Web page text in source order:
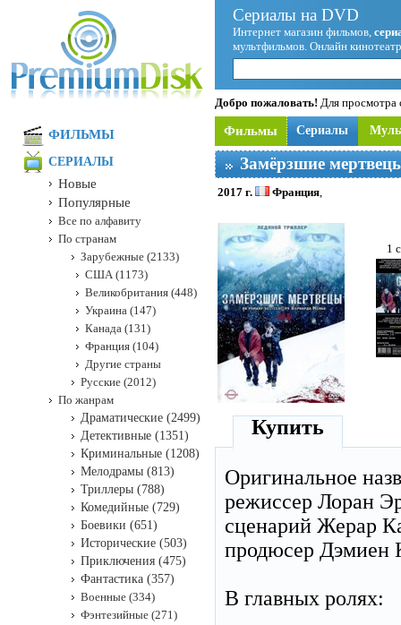
Сериалы на DVD
Интернет магазин фильмов,
мультфильмов. Онлайн
Добро пожаловать! Для просмотра
Фильмы Сериалы
Замёрзшие
2017 г. Франция,
1
Купить
Оригинальное
режиссер Лоран
сценарий Жерар
продюсер Дэмиен
В главных ролях:
ФИЛЬМЫ
СЕРИАЛЫ
Новые
Популярные
Все по алфавиту
По странам
Зарубежные (2133)
США (1173)
Великобритания (448)
Украина (147)
Канада (131)
Франция (104)
Другие страны
Русские (2012)
По жанрам
Драматические (2499)
Детективные (1351)
Криминальные (1208)
Мелодрамы (813)
Триллеры (788)
Комедийные (729)
Боевики (651)
Исторические (503)
Приключения (475)
Фантастика (357)
Военные (334)
Фэнтезийные (271)